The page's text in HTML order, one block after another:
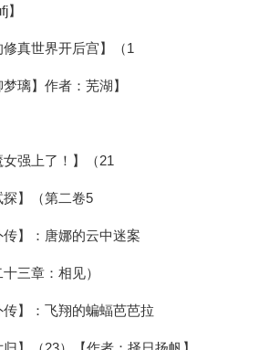
修真世界开后宫】（1
璃】作者：芜湖】
女强上了！】（21
探】（第二卷5
传】：唐娜的云中迷案
三章：相见）
传】：飞翔的蝙蝠芭芭拉